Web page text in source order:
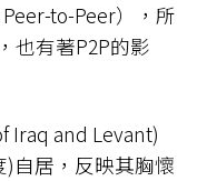
to-Peer），所
也有著P2P的影
Iraq and Levant)
自居，反映其胸懷